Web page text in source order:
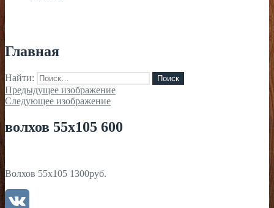
Главная
Найти:
Предыдущее изображение
Следующее изображение
волхов 55х105 600
Волхов 55х105 1300руб.